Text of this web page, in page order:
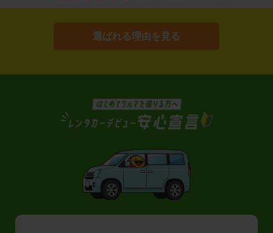
選ばれる理由を見る